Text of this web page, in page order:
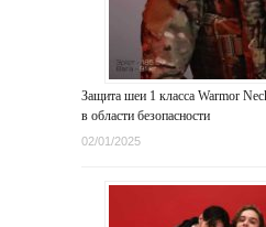
Защита шеи 1 класса Warmor
в области безопасности
02/01/2025